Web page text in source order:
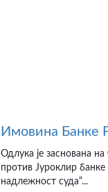
Имовина Банке
Одлука је заснована
против Јуроклир банке
надлежност суда“...